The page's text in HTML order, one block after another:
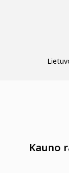
Kauno